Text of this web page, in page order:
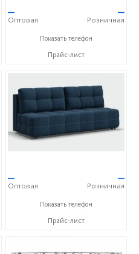
—
Оптовая
—
Розничная
+7 (910) 652-89-53 Александра
Показать телефон
Прайс-лист
—
Оптовая
—
Розничная
+7 (910) 652-89-53 Александра
Показать телефон
Прайс-лист